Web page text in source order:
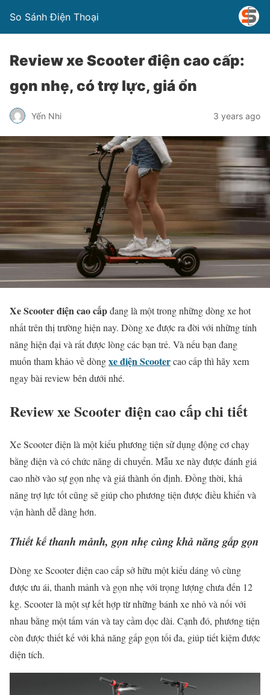
So Sánh Điện Thoại
Review xe Scooter điện cao cấp:
gọn nhẹ, có trợ lực, giá ổn
Yến Nhi 3 years ago
Xe Scooter điện cao cấpđang là một trong những dòng xe hot
nhất trên thị trường hiện nay. Dòng xe được ra đời với những tính
năng hiện đại và rất được lòng các bạn trẻ. Và nếu bạn đang
muốn tham khảo về dòngxe điện Scootercao cấp thì hãy xem
ngay bài review bên dưới nhé.
Review xe Scooter điện cao cấp chi tiết
Xe Scooter điện là một kiểu phương tiện sử dụng động cơ chạy
bằng điện và có chức năng di chuyển. Mẫu xe này được đánh giá
cao nhờ vào sự gọn nhẹ và giá thành ổn định. Đồng thời, khả
năng trợ lực tốt cũng sẽ giúp cho phương tiện được điều khiển và
vận hành dễ dàng hơn.
Thiết kế thanh mảnh, gọn nhẹ cùng khả năng gấp gọn
Dòng xe Scooter điện cao cấp sở hữu một kiểu dáng vô cùng
được ưu ái, thanh mảnh và gọn nhẹ với trọng lượng chưa đến 12
kg. Scooter là một sự kết hợp từ những bánh xe nhỏ và nối với
nhau bằng một tấm ván và tay cầm dọc dài. Cạnh đó, phương tiện
còn được thiết kế với khả năng gấp gọn tối đa, giúp tiết kiệm được
diện tích.